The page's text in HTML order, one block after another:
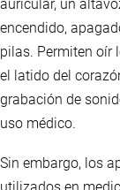
auricular, un
encendido,
pilas. Permiten oír
el latido del
grabación de
uso médico.
Sin embargo, los